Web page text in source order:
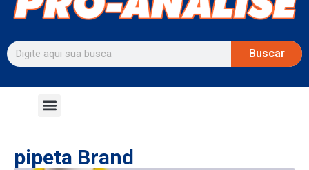
Buscar
pipeta Brand